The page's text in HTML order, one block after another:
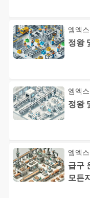
엠엑
정왕
엠엑
정왕
엠엑
급구
모든